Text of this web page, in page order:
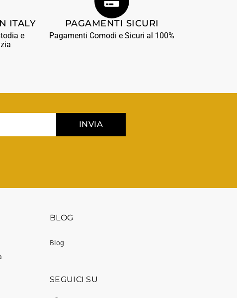
ITALY
e
PAGAMENTI SICURI
Pagamenti Comodi e Sicuri al 100%
INVIA
BLOG
Blog
SEGUICI SU